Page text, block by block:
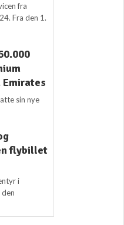
fra
Fra den 1.
Emirates
sin nye
flybillet
i